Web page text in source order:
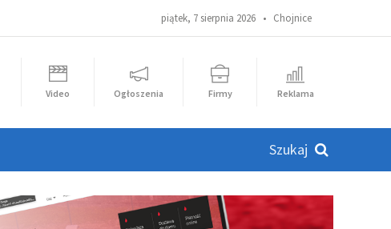
piątek, 7 sierpnia 2026 • Chojnice
Video Ogłoszenia Firmy Reklama